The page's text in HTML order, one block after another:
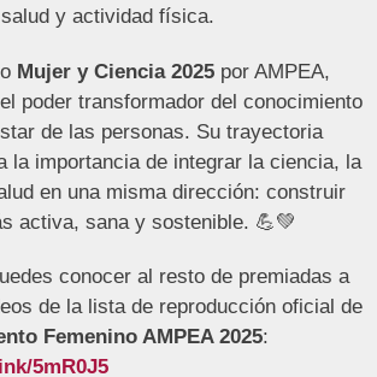
y actividad física.
Mujer y Ciencia 2025 por AMPEA,
poder transformador del conocimiento
de las personas. Su trayectoria
la importancia de integrar la ciencia, la
en una misma dirección: construir
activa, sana y sostenible. 💪💚
conocer al resto de premiadas a
de la lista de reproducción oficial de
Femenino AMPEA 2025:
5mR0J5